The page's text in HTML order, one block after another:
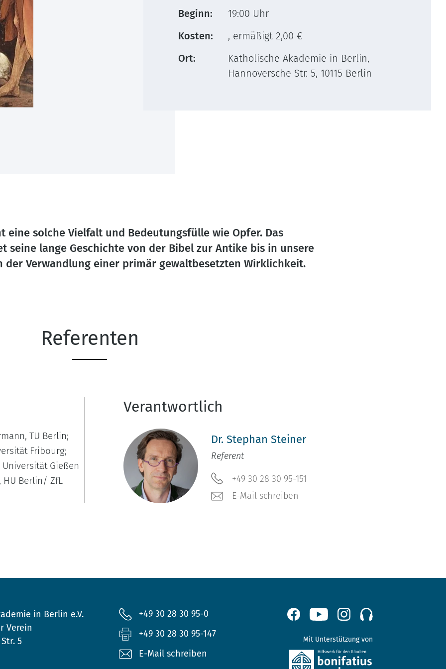
Beginn:
19:00 Uhr
Kosten:
, ermäßigt 2,00 €
Ort:
Katholische Akademie in Berlin,
Hannoversche Str. 5, 10115 Berlin
eine solche Vielfalt und Bedeutungsfülle wie Opfer. Das
seine lange Geschichte von der Bibel zur Antike bis in unsere
der Verwandlung einer primär gewaltbesetzten Wirklichkeit.
Referenten
TU Berlin;
Fribourg;
Universität Gießen
HU Berlin/ ZfL
Verantwortlich
Dr. Stephan Steiner
Referent
+49 30 28 30 95-151
E-Mail schreiben
in Berlin e.V.
Verein
5
+49 30 28 30 95-0
+49 30 28 30 95-147
E-Mail schreiben
Mit Unterstützung von